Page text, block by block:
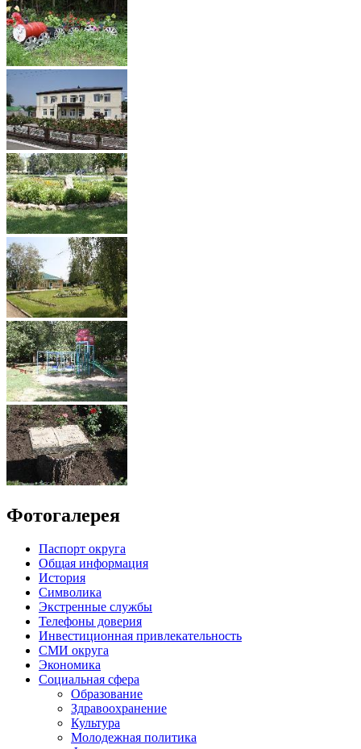
Фотогалерея
Паспорт округа
Общая информация
История
Символика
Экстренные службы
Телефоны доверия
Инвестиционная привлекательность
СМИ округа
Экономика
Социальная сфера
Образование
Здравоохранение
Культура
Молодежная политика